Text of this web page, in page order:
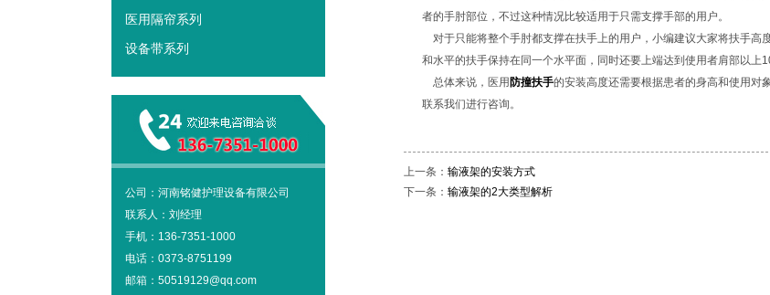
医用隔帘系列
设备带系列
公司：河南铭健护理设备有限公司
联系人：刘经理
手机：136-7351-1000
电话：0373-8751199
邮箱：50519129@qq.com
者的手肘部位，不过这种情况比较适用于只需支撑手部的用户。
对于只能将整个手肘都支撑在扶手上的用户，小编建议大家将扶手高
和水平的扶手保持在同一个水平面，同时还要上端达到使用者肩部以上
总体来说，医用 防撞扶手的安装高度还需要根据患者的身高和使用对
联系我们进行咨询。
上一条： 输液架的安装方式
下一条： 输液架的2大类型解析